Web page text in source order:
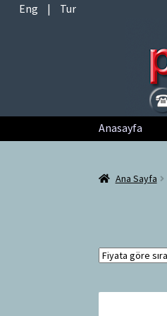
Eng | Tur
Dolaşıma
geç
İçeriğe
geç
Anasayfa
Ana Sayfa